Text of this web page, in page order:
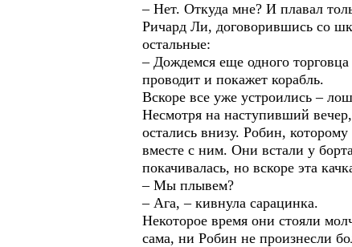
– Нет. Откуда мне? И плавал
Ричард Ли, договорившись со
остальные:
– Дождемся еще одного
проводит и покажет корабль.
Вскоре все уже устроились –
Несмотря на наступивший
остались внизу. Робин,
вместе с ним. Они встали у
покачивалась, но вскоре эта
– Мы плывем?
– Ага, – кивнула сарацинка.
Некоторое время они стояли
сама, ни Робин не произнесли